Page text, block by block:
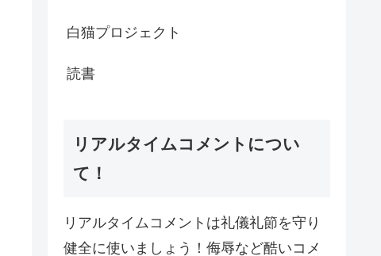
白猫プロジェクト
読書
リアルタイムコメントについ
て！
リアルタイムコメントは礼儀礼節を守り
健全に使いましょう！侮辱など酷いコメ